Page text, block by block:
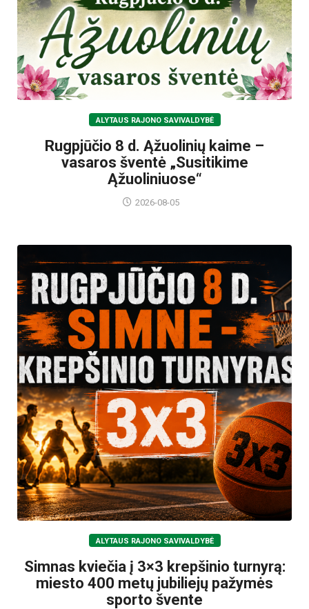
ALYTAUS RAJONO SAVIVALDYBĖ
Rugpjūčio 8 d. Ąžuolinių kaime –
vasaros šventė „Susitikime
Ąžuoliniuose“
2026-08-05
ALYTAUS RAJONO SAVIVALDYBĖ
Simnas kviečia į 3×3 krepšinio turnyrą:
miesto 400 metų jubiliejų pažymės
sporto švente